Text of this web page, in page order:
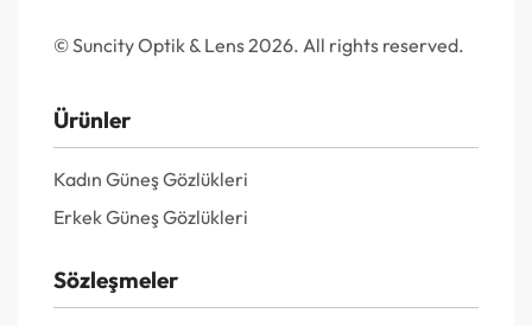
© Suncity Optik & Lens 2026. All rights reserved.
Ürünler
Kadın Güneş Gözlükleri
Erkek Güneş Gözlükleri
Sözleşmeler